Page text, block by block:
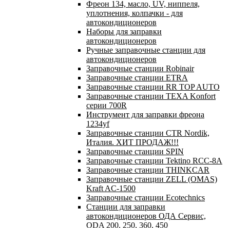
Фреон 134, масло, UV, ниппеля,
уплотнения, колпачки - для
автокондиционеров
Наборы для заправки
автокондиционеров
Ручные заправочные станции для
автокондиционеров
Заправочные станции Robinair
Заправочные станции ETRA
Заправочные станции RR TOP AUTO
Заправочные станции TEXA Konfort
серии 700R
Инструмент для заправки фреона
1234yf
Заправочные станции CTR Nordik,
Италия. ХИТ ПРОДАЖ!!!
Заправочные станции SPIN
Заправочные станции Tektino RCC-8A
Заправочные станции THINKCAR
Заправочные станции ZELL (OMAS)
Kraft AC-1500
Заправочные станции Ecotechnics
Станции для заправки
автокондиционеров ОДА Сервис,
ODA 200, 250, 360, 450